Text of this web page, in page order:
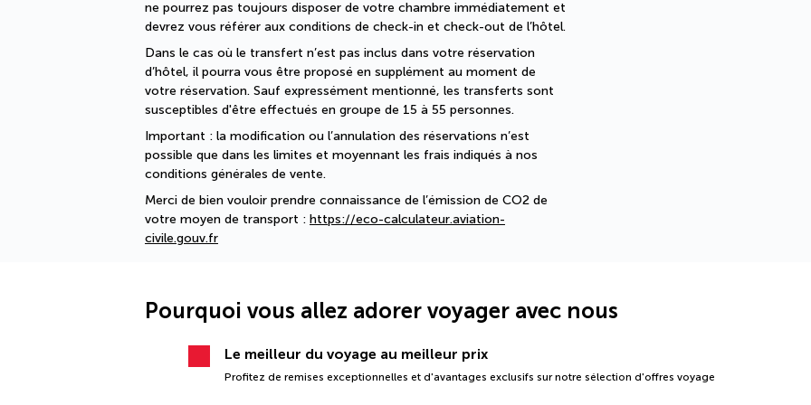
ne pourrez pas toujours disposer de votre chambre immédiatement et
devrez vous référer aux conditions de check-in et check-out de l’hôtel.
Dans le cas où le transfert n’est pas inclus dans votre réservation
d’hôtel, il pourra vous être proposé en supplément au moment de
votre réservation. Sauf expressément mentionné, les transferts sont
susceptibles d'être effectués en groupe de 15 à 55 personnes.
Important : la modification ou l’annulation des réservations n’est
possible que dans les limites et moyennant les frais indiqués à nos
conditions générales de vente.
Merci de bien vouloir prendre connaissance de l’émission de CO2 de
votre moyen de transport : https://eco-calculateur.aviation-
civile.gouv.fr
Pourquoi vous allez adorer voyager avec nous
Le meilleur du voyage au meilleur prix
Profitez de remises exceptionnelles et d'avantages exclusifs sur notre sélection d'offres voyage